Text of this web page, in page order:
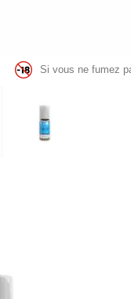
Si vous ne fumez